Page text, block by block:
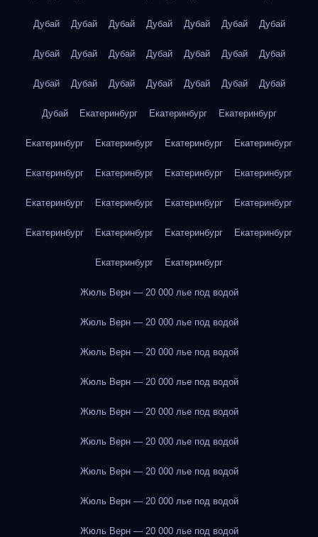
Дубай Дубай Дубай Дубай Дубай Дубай Дубай
Дубай Дубай Дубай Дубай Дубай Дубай Дубай
Дубай Дубай Дубай Дубай Дубай Дубай Дубай
Дубай Екатеринбург Екатеринбург Екатеринбург
Екатеринбург Екатеринбург Екатеринбург Екатеринбург
Екатеринбург Екатеринбург Екатеринбург Екатеринбург
Екатеринбург Екатеринбург Екатеринбург Екатеринбург
Екатеринбург Екатеринбург Екатеринбург Екатеринбург
Екатеринбург Екатеринбург
Жюль Верн — 20 000 лье под водой
Жюль Верн — 20 000 лье под водой
Жюль Верн — 20 000 лье под водой
Жюль Верн — 20 000 лье под водой
Жюль Верн — 20 000 лье под водой
Жюль Верн — 20 000 лье под водой
Жюль Верн — 20 000 лье под водой
Жюль Верн — 20 000 лье под водой
Жюль Верн — 20 000 лье под водой